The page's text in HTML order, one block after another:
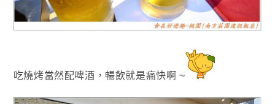
吃燒烤當然配啤酒，暢飲就是痛快啊 ~